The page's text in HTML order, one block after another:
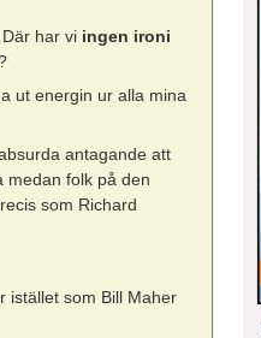
har vi ingen ironi
ut energin ur alla mina
antagande att
medan folk på den
som Richard
istället som Bill Maher